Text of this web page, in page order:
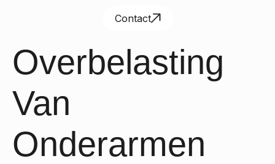
Contact
Overbelasting
Van
Onderarmen